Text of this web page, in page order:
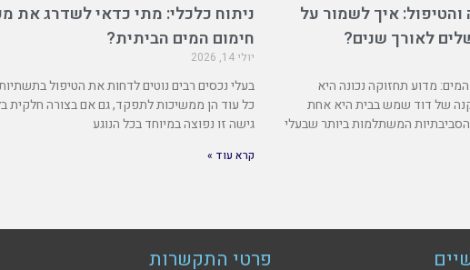
איך לשמור על
לאורך שנים?
מדוע תחזוקה נכונה היא
של דוד שמש בבית היא אחת
המשתלמות ביותר שבעלי
ניתוח כלכלי: מתי כדאי לשדרג את
חימום המים הביתית?
יולי 14, 2026
בעלי נכסים רבים נוטים לדחות את הטיפול
כל עוד הן ממשיכות לתפקד, גם אם בצורה חלקית
גישה זו נפוצה במיוחד בכל הנוגע
קרא עוד »
פרטי התקשרות